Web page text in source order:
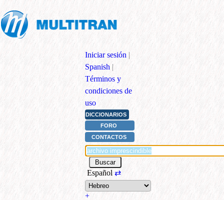
Iniciar sesión |
Spanish |
Términos y
condiciones de
uso
DICCIONARIOS
FORO
CONTACTOS
Español ⇄
+